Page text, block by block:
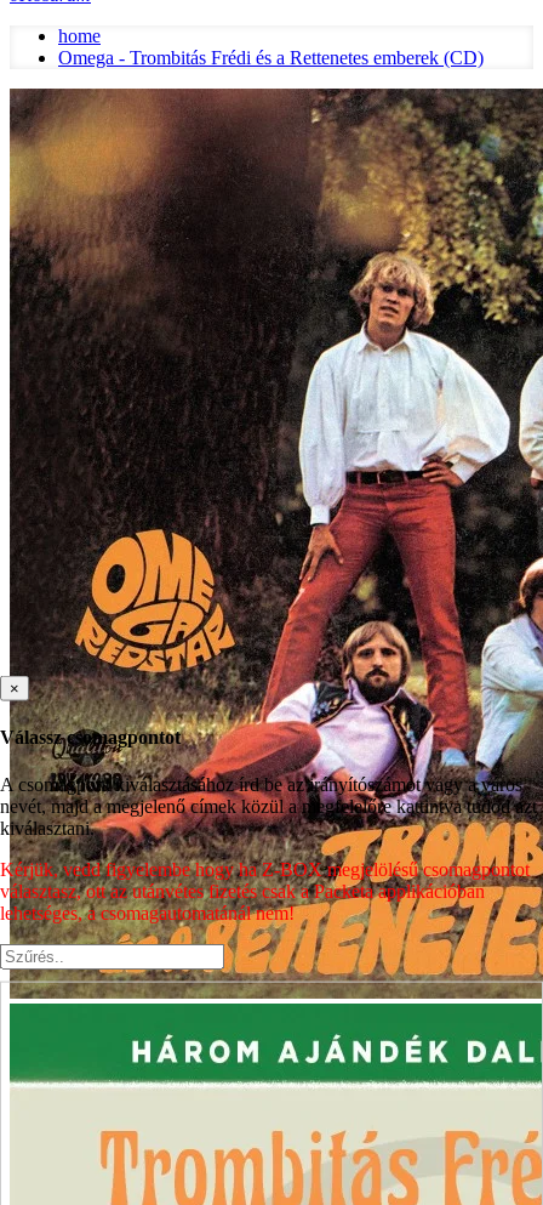
home
Omega - Trombitás Frédi és a Rettenetes emberek (CD)
×
Válassz csomagpontot
A csomagpont kiválasztásához írd be az irányítószámot vagy a város
nevét, majd a megjelenő címek közül a megfelelőre kattintva tudod azt
kiválasztani.
Kérjük, vedd figyelembe hogy ha Z-BOX megjelölésű csomagpontot
választasz, ott az utánvétes fizetés csak a Packeta applikációban
lehetséges, a csomagautomatánál nem!